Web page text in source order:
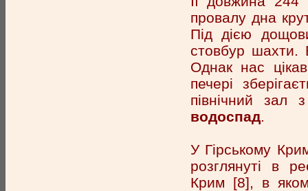
провалу дна
Під дією
стовбур шахти.
Однак нас
печері
північний зал
водоспад
У Гірському
розглянуті в
Крим [8], в